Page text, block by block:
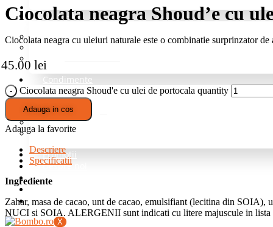
Snack-uri
Fructe deshidratate
Mix de nuci si fructe
Nuci
Condimente
Grill si Barbeque
Mixuri de baza
Pentru cartofi
Professional – fara sare
Promotii
Despre noi
Blog
Contact
X
Ciocolata neagra Shoud’e cu
Ciocolata neagra cu uleiuri naturale este o combinatie surprinzator de
45.00 lei
Ciocolata neagra Shoud'e cu ulei de portocala quantity
Adauga in cos
Adauga la favorite
Descriere
Specificatii
Ingrediente
Zahar, masa de cacao, unt de cacao, emulsifiant (lecitina din
NUCI si SOIA. ALERGENII sunt indicati cu litere majuscule in lista